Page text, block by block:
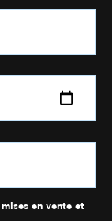
en vente et